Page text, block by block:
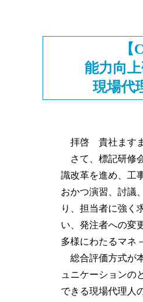
能力向
現場代
拝啓 貴社ますま
さて、標記研修
識改革を進め、工
おかつ演習、討議
り、担当者に強く
い、発注者への変
多様にわたるマネ
総合評価方式が
ュニケーションの
できる現場代理人